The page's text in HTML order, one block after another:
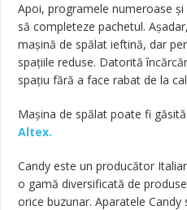
Apoi, programele numeroase
să completeze pachetul.
mașină de spălat ieftină, dar
spațiile reduse. Datorită
spațiu fără a face rabat de la
Mașina de spălat poate fi
Altex.
Candy este un producător
o gamă diversificată de
orice buzunar. Aparatele